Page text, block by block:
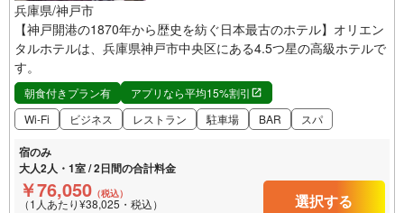
兵庫県/神戸市
【神戸開港の1870年から歴史を紡ぐ日本最古のホテル】オリエン
タルホテルは、兵庫県神戸市中央区にある4.5つ星の高級ホテルで
す。
朝食付きプラン有
アプリなら平均15%割引
Wi-Fi
ビジネス レストラン 駐車場 BAR スパ
宿のみ
大人2人・1室 / 2日間の合計料金
￥76,050 （税込）
（1人あたり¥38,025・税込） 選択する